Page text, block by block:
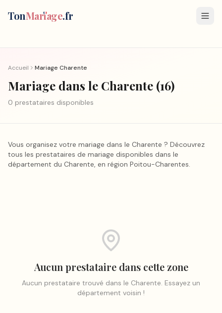
TonMariage.fr
Accueil Mariage Charente
Mariage dans le Charente (16)
0 prestataires disponibles
Vous organisez votre mariage dans le Charente ? Découvrez
tous les prestataires de mariage disponibles dans le
département du Charente, en région Poitou-Charentes.
Aucun prestataire dans cette zone
Aucun prestataire trouvé dans le Charente. Essayez un
département voisin !